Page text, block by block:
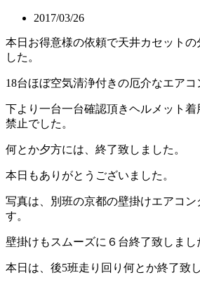
2017/03/26
本日お得意様の依頼で天井カセットの
した。
18台ほぼ空気清浄付きの厄介なエアコ
下より一台一台確認頂きヘルメット
禁止でした。
何とか夕方には、終了致しました。
本日もありがとうございました。
写真は、別班の京都の壁掛けエアコ
す。
壁掛けもスムーズに６台終了致しまし
本日は、後5班走り回り何とか終了致